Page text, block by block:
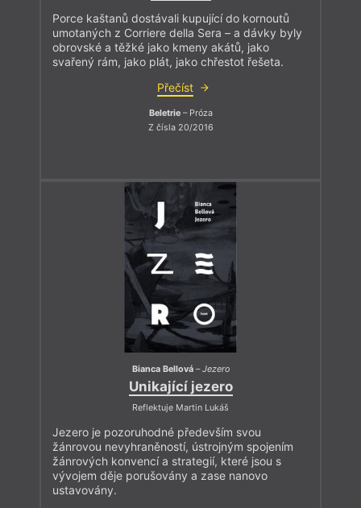
Porce kaštanů dostávali kupující do kornoutů
umotaných z Corriere della Sera – a dávky byly
obrovské a těžké jako kmeny akátů, jako
svařený rám, jako plát, jako chřestot řešeta.
Přečíst
Beletrie– Próza
Z čísla 20/2016
Bianca Bellová–Jezero
Unikající jezero
Reflektuje Martin Lukáš
Jezero je pozoruhodné především svou
žánrovou nevyhraněností, ústrojným spojením
žánrových konvencí a strategií, které jsou s
vývojem děje porušovány a zase nanovo
ustavovány.